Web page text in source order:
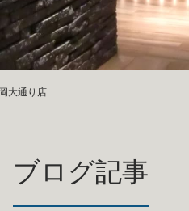
大通り店
ブログ記事